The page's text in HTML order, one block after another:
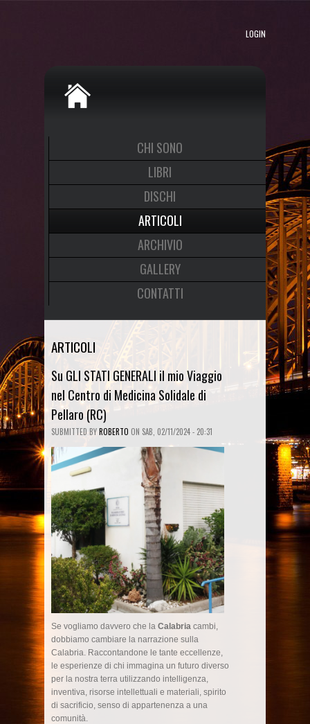
LOGIN
CHI SONO
LIBRI
DISCHI
ARTICOLI
ARCHIVIO
GALLERY
CONTATTI
ARTICOLI
Su GLI STATI GENERALI il mio Viaggio
nel Centro di Medicina Solidale di
Pellaro (RC)
SUBMITTED BYROBERTO ON SAB, 02/11/2024 - 20:31
Se vogliamo davvero che la Calabria cambi,
dobbiamo cambiare la narrazione sulla
Calabria. Raccontandone le tante eccellenze,
le esperienze di chi immagina un futuro diverso
per la nostra terra utilizzando intelligenza,
inventiva, risorse intellettuali e materiali, spirito
di sacrificio, senso di appartenenza a una
comunità.